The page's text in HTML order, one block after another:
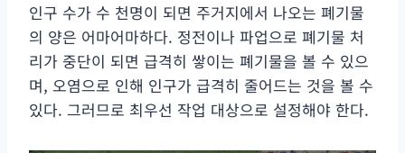
인구 수가 수 천명이 되면 주거지에서 나오는 폐기물
의 양은 어마어마하다. 정전이나 파업으로 폐기물 처
리가 중단이 되면 급격히 쌓이는 폐기물을 볼 수 있으
며, 오염으로 인해 인구가 급격히 줄어드는 것을 볼 수
있다. 그러므로 최우선 작업 대상으로 설정해야 한다.